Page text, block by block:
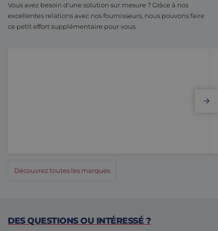
Vous avez besoin d'une solution sur mesure ? Grâce à nos
excellentes relations avec nos fournisseurs, nous pouvons faire
ce petit effort supplémentaire pour vous.
Découvrez toutes les marques
DES QUESTIONS OU INTÉRESSÉ ?